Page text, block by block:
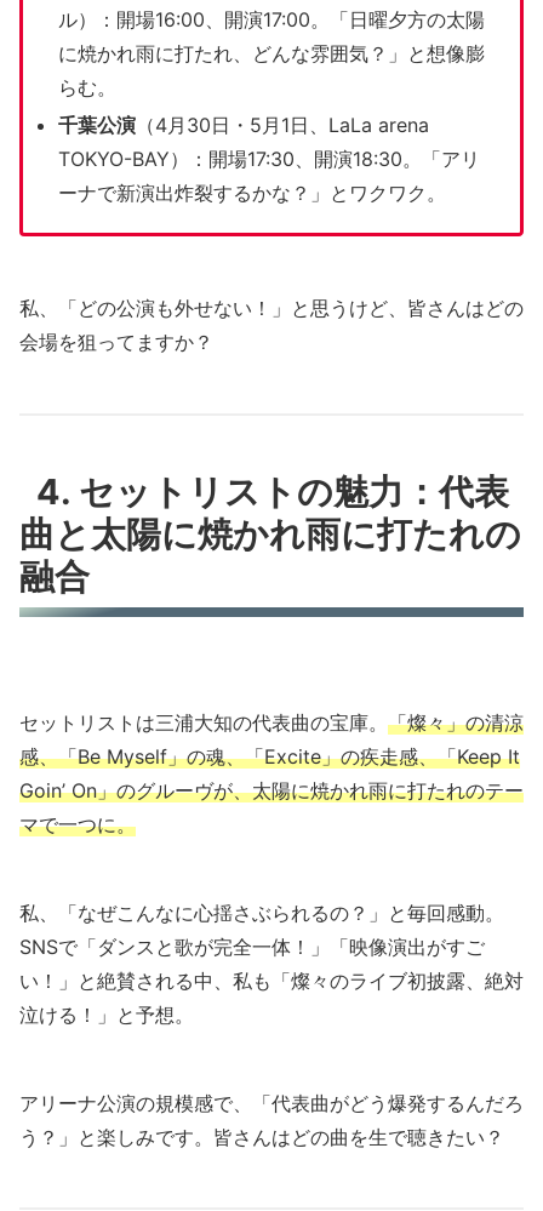
ル）：開場16:00、開演17:00。「日曜夕方の太陽
に焼かれ雨に打たれ、どんな雰囲気？」と想像膨
らむ。
千葉公演 （4月30日・5月1日、LaLa arena
TOKYO-BAY）：開場17:30、開演18:30。「アリ
ーナで新演出炸裂するかな？」とワクワク。
私、「どの公演も外せない！」と思うけど、皆さんはどの
会場を狙ってますか？
4. セットリストの魅力：代表
曲と太陽に焼かれ雨に打たれの
融合
セットリストは三浦大知の代表曲の宝庫。 「燦々」の清涼
感、「Be Myself」の魂、「Excite」の疾走感、「Keep It
Goin’ On」のグルーヴが、太陽に焼かれ雨に打たれのテー
マで一つに。
私、「なぜこんなに心揺さぶられるの？」と毎回感動。
SNSで「ダンスと歌が完全一体！」「映像演出がすご
い！」と絶賛される中、私も「燦々のライブ初披露、絶対
泣ける！」と予想。
アリーナ公演の規模感で、「代表曲がどう爆発するんだろ
う？」と楽しみです。皆さんはどの曲を生で聴きたい？